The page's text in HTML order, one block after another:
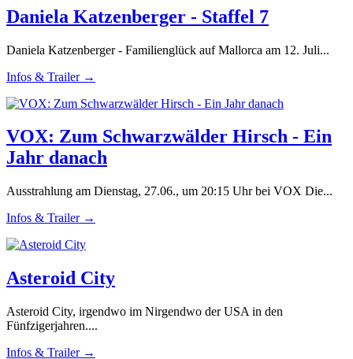
Daniela Katzenberger - Staffel 7
Daniela Katzenberger - Familienglück auf Mallorca am 12. Juli...
Infos & Trailer →
VOX: Zum Schwarzwälder Hirsch - Ein
Jahr danach
Ausstrahlung am Dienstag, 27.06., um 20:15 Uhr bei VOX Die...
Infos & Trailer →
Asteroid City
Asteroid City, irgendwo im Nirgendwo der USA in den
Fünfzigerjahren....
Infos & Trailer →